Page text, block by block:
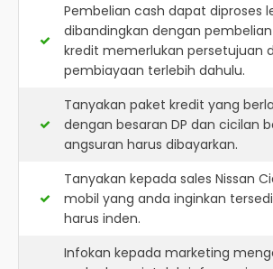
Pembelian cash dapat diproses
dibandingkan dengan
kredit memerlukan persetujuan
pembiayaan terlebih dahulu.
Tanyakan paket kredit yang
dengan besaran DP dan cicilan
angsuran harus dibayarkan.
Tanyakan kepada sales Nissan
mobil yang anda inginkan
harus inden.
Infokan kepada marketing